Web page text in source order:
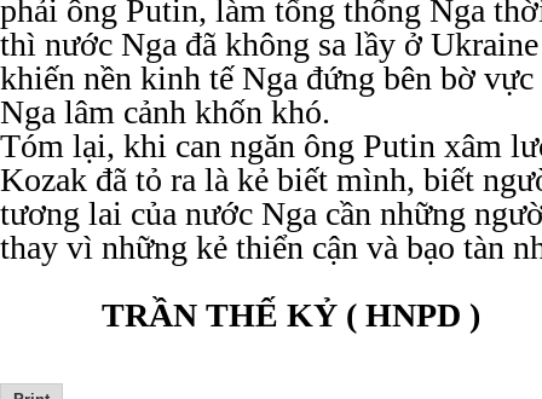
phải ông Putin, làm tổng thống Nga
thì nước Nga đã không sa lầy ở
khiến nền kinh tế Nga đứng bên bờ vực
Nga lâm cảnh khốn khó.
Tóm lại, khi can ngăn ông Putin xâm
Kozak đã tỏ ra là kẻ biết mình, biết
tương lai của nước Nga cần những
thay vì những kẻ thiển cận và bạo tàn
TRẦN THẾ KỶ ( HNPD )